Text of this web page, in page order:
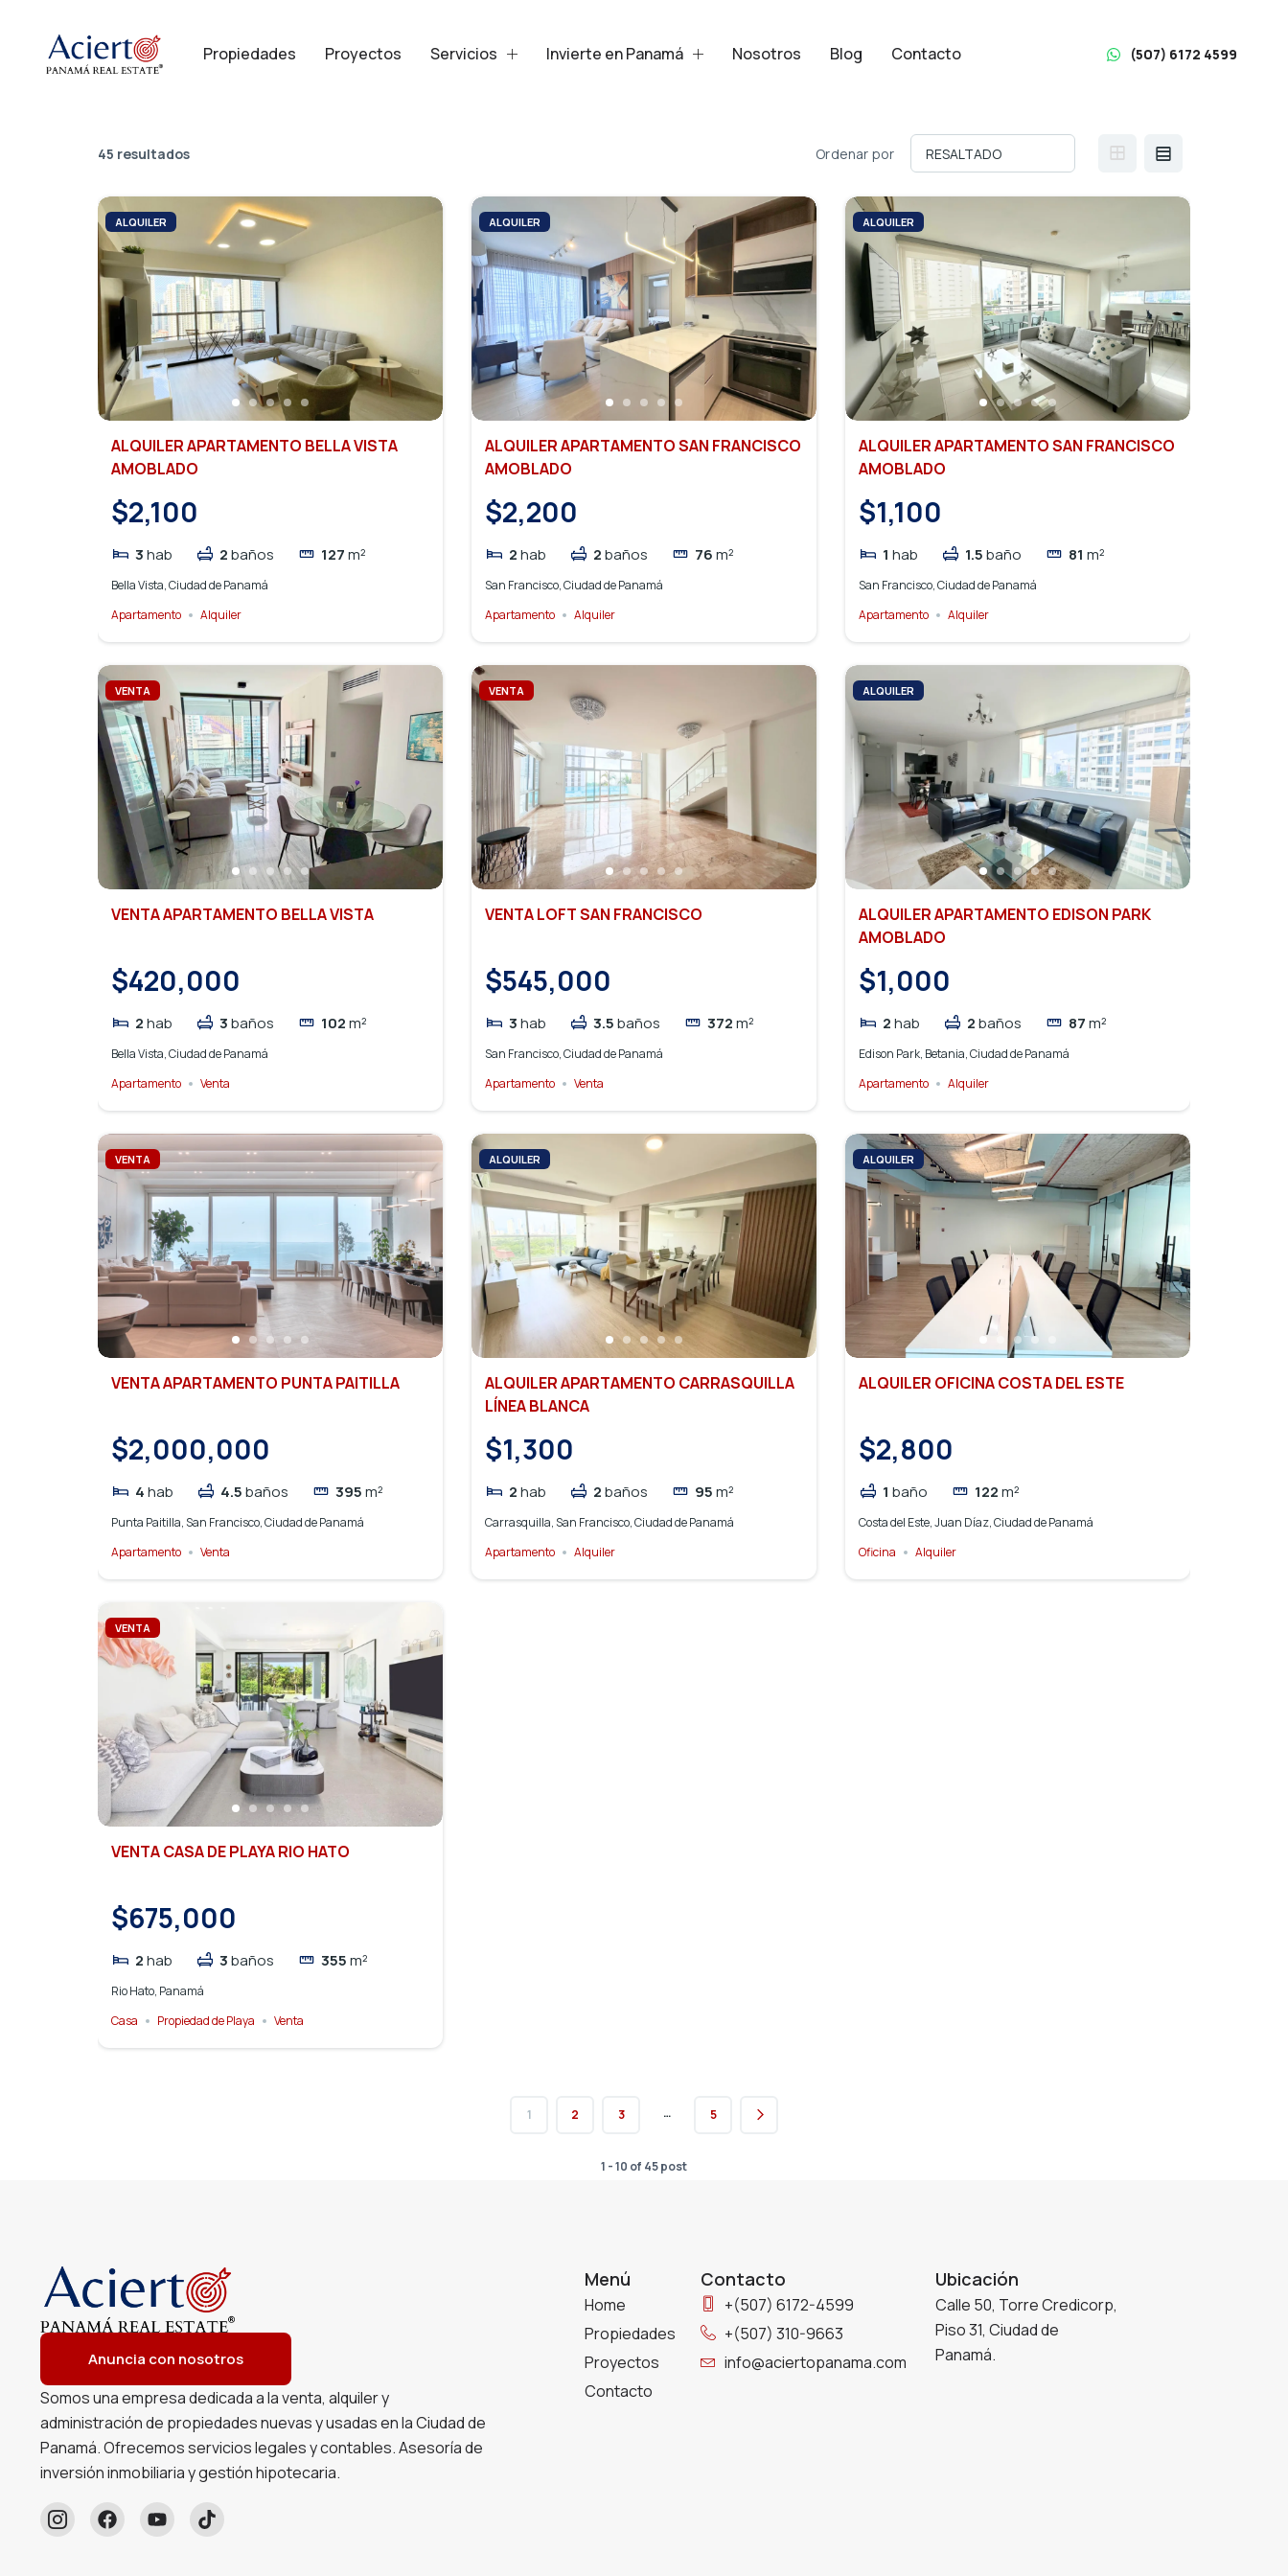
Propiedades Proyectos Servicios Invierte en Panamá Nosotros Blog Contacto (507) 6172 4599
45 resultados Ordenar por
ALQUILER
ALQUILER APARTAMENTO BELLA VISTA
AMOBLADO
$2,100
3 hab 2 baños 127 m²
Bella Vista, Ciudad de Panamá
Apartamento
Alquiler
ALQUILER
ALQUILER APARTAMENTO SAN FRANCISCO
AMOBLADO
$2,200
2 hab 2 baños 76 m²
San Francisco, Ciudad de Panamá
Apartamento
Alquiler
ALQUILER
ALQUILER APARTAMENTO SAN FRANCISCO
AMOBLADO
$1,100
1 hab 1.5 baño 81 m²
San Francisco, Ciudad de Panamá
Apartamento
Alquiler
VENTA
VENTA APARTAMENTO BELLA VISTA
$420,000
2 hab 3 baños 102 m²
Bella Vista, Ciudad de Panamá
Apartamento
Venta
VENTA
VENTA LOFT SAN FRANCISCO
$545,000
3 hab 3.5 baños 372 m²
San Francisco, Ciudad de Panamá
Apartamento
Venta
ALQUILER
ALQUILER APARTAMENTO EDISON PARK
AMOBLADO
$1,000
2 hab 2 baños 87 m²
Edison Park, Betania, Ciudad de Panamá
Apartamento
Alquiler
VENTA
VENTA APARTAMENTO PUNTA PAITILLA
$2,000,000
4 hab 4.5 baños 395 m²
Punta Paitilla, San Francisco, Ciudad de Panamá
Apartamento
Venta
ALQUILER
ALQUILER APARTAMENTO CARRASQUILLA
LÍNEA BLANCA
$1,300
2 hab 2 baños 95 m²
Carrasquilla, San Francisco, Ciudad de Panamá
Apartamento
Alquiler
ALQUILER
ALQUILER OFICINA COSTA DEL ESTE
$2,800
1 baño 122 m²
Costa del Este, Juan Díaz, Ciudad de Panamá
Oficina
Alquiler
VENTA
VENTA CASA DE PLAYA RIO HATO
$675,000
2 hab 3 baños 355 m²
Rio Hato, Panamá
Casa
Propiedad de Playa Venta
1 2 3 … 5
1 - 10 of 45 post
Anuncia con nosotros
Somos una empresa dedicada a la venta, alquiler y
administración de propiedades nuevas y usadas en la Ciudad de
Panamá. Ofrecemos servicios legales y contables. Asesoría de
inversión inmobiliaria y gestión hipotecaria.
Menú
Home
Propiedades
Proyectos
Contacto
Contacto
+(507) 6172-4599
+(507) 310-9663
info@aciertopanama.com
Ubicación
Calle 50, Torre Credicorp,
Piso 31, Ciudad de
Panamá.